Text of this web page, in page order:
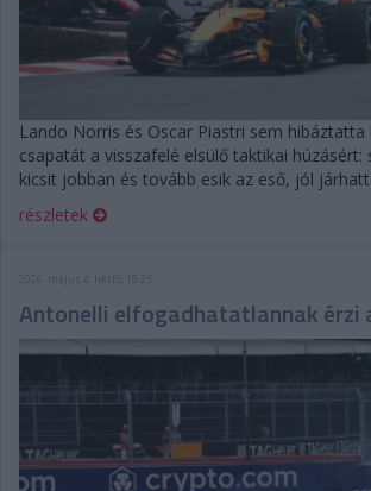
Lando Norris és Oscar Piastri sem hibáztatta
csapatát a visszafelé elsülő taktikai húzásért:
kicsit jobban és tovább esik az eső, jól
részletek
2026. május 4. hétfő, 18:25
Antonelli elfogadhatatlannak